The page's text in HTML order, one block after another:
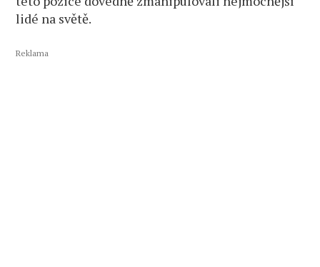
lidé na světě.
Reklama